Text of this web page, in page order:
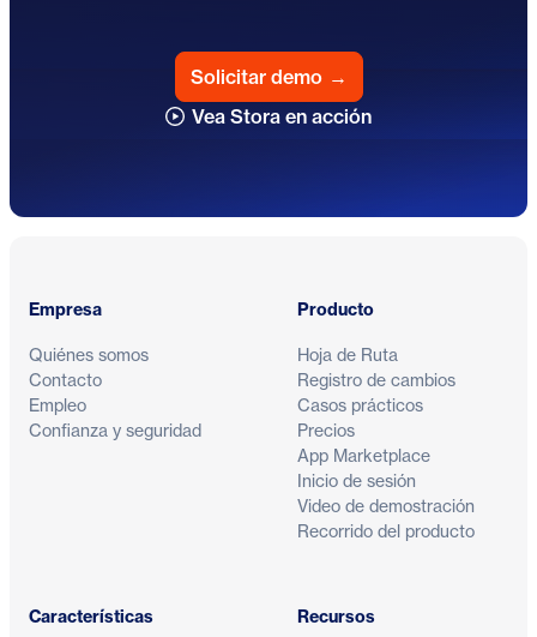
Solicitar demo →
Vea Stora en acción
Empresa
Quiénes somos
Contacto
Empleo
Confianza y seguridad
Producto
Hoja de Ruta
Registro de cambios
Casos prácticos
Precios
App Marketplace
Inicio de sesión
Video de demostración
Recorrido del producto
Características Recursos